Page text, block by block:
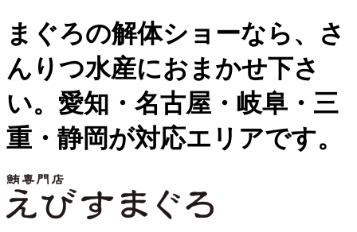
まぐろの解体ショーなら、さ
んりつ水産におまかせ下さ
い。愛知・名古屋・岐阜・三
重・静岡が対応エリアです。